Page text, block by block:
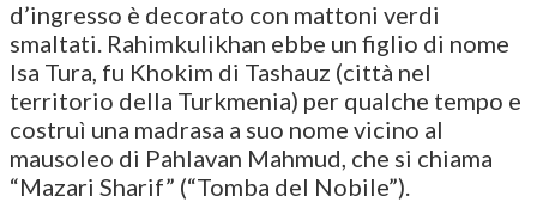
d’ingresso è decorato con mattoni verdi
smaltati. Rahimkulikhan ebbe un figlio di nome
Isa Tura, fu Khokim di Tashauz (città nel
territorio della Turkmenia) per qualche tempo e
costruì una madrasa a suo nome vicino al
mausoleo di Pahlavan Mahmud, che si chiama
“Mazari Sharif” (“Tomba del Nobile”).